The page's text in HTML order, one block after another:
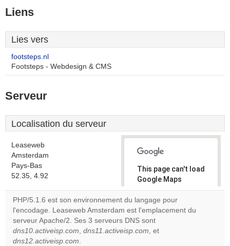
Liens
Lies vers
footsteps.nl
Footsteps - Webdesign & CMS
Serveur
Localisation du serveur
Leaseweb
Amsterdam
Pays-Bas
52.35, 4.92
This page can't load
Google Maps
correctly.
Do you
own this
website?
PHP/5.1.6 est son environnement du langage pour
l'encodage. Leaseweb Amsterdam est l'emplacement du
serveur Apache/2. Ses 3 serveurs DNS sont
dns10.activeisp.com, dns11.activeisp.com, et
dns12.activeisp.com.